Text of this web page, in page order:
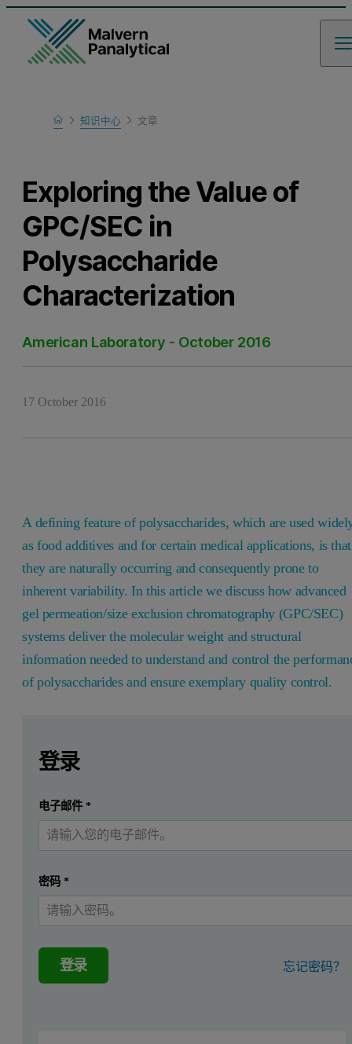
Home
Learn
知识中心 文章
Exploring the Value of
GPC/SEC in
Polysaccharide
Characterization
American Laboratory - October 2016
17 October 2016
A defining feature of polysaccharides, which are used
as food additives and for certain medical applications, is that
they are naturally occurring and consequently prone to
inherent variability. In this article we discuss how advanced
gel permeation/size exclusion chromatography (GPC/SEC)
systems deliver the molecular weight and structural
information needed to understand and control the
of polysaccharides and ensure exemplary quality control.
A defining feature of polysaccharides, which are used
提交 我已经有一个帐户
登录
电子邮件*
密码 *
登录 忘记密码？